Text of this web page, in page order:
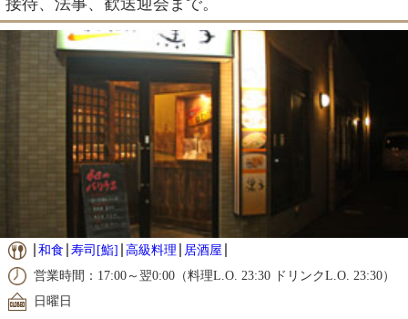
接待、法事、歓送迎会まで。
和食 寿司[鮨] 高級料理
居酒屋
営業時間：17:00～翌0:00（料理L.O. 23:30 ドリンクL.O. 23:30）
日曜日